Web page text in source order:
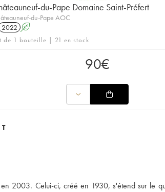
du-Pape Domaine Saint-Préfert
du-Pape AOC
2022 A
de 1 bouteille | 21 en stock
90€
2003. Celui-ci, créé en 1930, s'étend sur le